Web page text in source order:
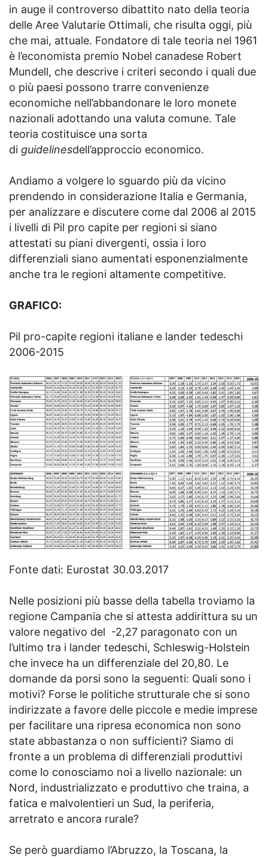
in auge il controverso dibattito nato della teoria
delle Aree Valutarie Ottimali, che risulta oggi, più
che mai, attuale. Fondatore di tale teoria nel 1961
è l’economista premio Nobel canadese Robert
Mundell, che descrive i criteri secondo i quali due
o più paesi possono trarre convenienze
economiche nell’abbandonare le loro monete
nazionali adottando una valuta comune. Tale
teoria costituisce una sorta
di guidelinesdell’approccio economico.
Andiamo a volgere lo sguardo più da vicino
prendendo in considerazione Italia e Germania,
per analizzare e discutere come dal 2006 al 2015
i livelli di Pil pro capite per regioni si siano
attestati su piani divergenti, ossia i loro
differenziali siano aumentati esponenzialmente
anche tra le regioni altamente competitive.
GRAFICO:
Pil pro-capite regioni italiane e lander tedeschi
2006-2015
Fonte dati: Eurostat 30.03.2017
Nelle posizioni più basse della tabella troviamo la
regione Campania che si attesta addirittura su un
valore negativo del -2,27 paragonato con un
l’ultimo tra i lander tedeschi, Schleswig-Holstein
che invece ha un differenziale del 20,80. Le
domande da porsi sono la seguenti: Quali sono i
motivi? Forse le politiche strutturale che si sono
indirizzate a favore delle piccole e medie imprese
per facilitare una ripresa economica non sono
state abbastanza o non sufficienti? Siamo di
fronte a un problema di differenziali produttivi
come lo conosciamo noi a livello nazionale: un
Nord, industrializzato e produttivo che traina, a
fatica e malvolentieri un Sud, la periferia,
arretrato e ancora rurale?
Se però guardiamo l’Abruzzo, la Toscana, la